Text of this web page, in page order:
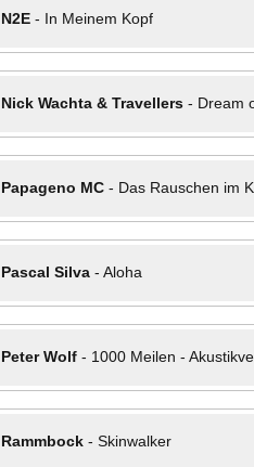
N2E- In Meinem Kopf
Nick Wachta & Travellers- Dream
Papageno MC- Das Rauschen im
Pascal Silva- Aloha
Peter Wolf- 1000 Meilen -
Rammbock- Skinwalker